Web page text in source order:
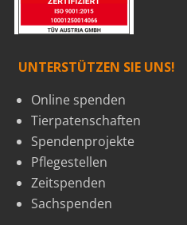
UNTERSTÜTZEN SIE UNS!
Online spenden
Tierpatenschaften
Spendenprojekte
Pflegestellen
Zeitspenden
Sachspenden